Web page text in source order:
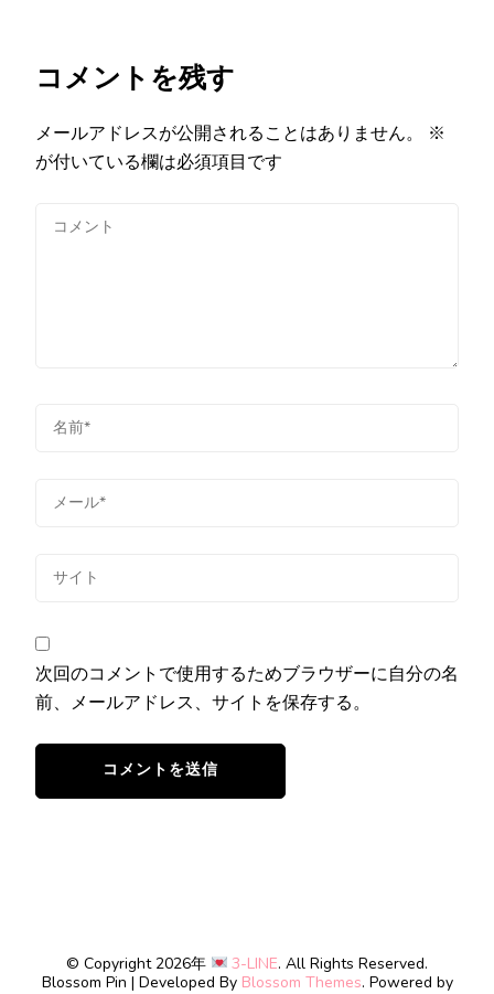
コメントを残す
メールアドレスが公開されることはありません。
※
が付いている欄は必須項目です
次回のコメントで使用するためブラウザーに自分の名
前、メールアドレス、サイトを保存する。
© Copyright 2026年 3-LINE. All Rights Reserved.
Blossom Pin | Developed By Blossom Themes. Powered by